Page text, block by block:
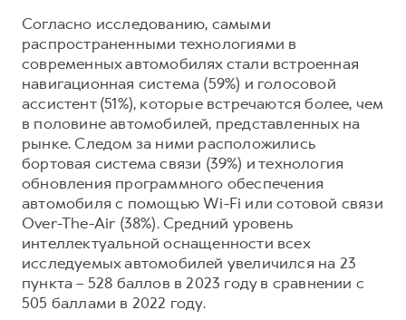
Согласно исследованию, самыми
распространенными технологиями в
современных автомобилях стали встроенная
навигационная система (59%) и голосовой
ассистент (51%), которые встречаются более, чем
в половине автомобилей, представленных на
рынке. Следом за ними расположились
бортовая система связи (39%) и технология
обновления программного обеспечения
автомобиля с помощью Wi-Fi или сотовой связи
Over-The-Air (38%). Средний уровень
интеллектуальной оснащенности всех
исследуемых автомобилей увеличился на 23
пункта – 528 баллов в 2023 году в сравнении с
505 баллами в 2022 году.